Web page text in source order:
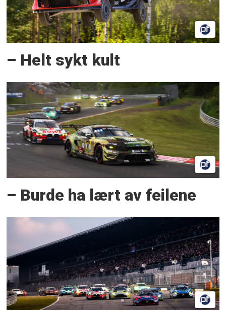
– Helt sykt kult
– Burde ha lært av feilene